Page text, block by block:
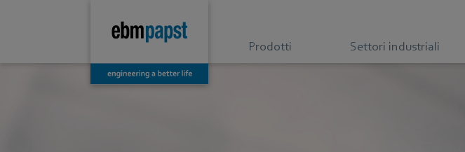
Prodotti Settori industriali